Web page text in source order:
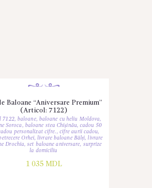
Baloane “Aniversare Premium”
(Articol: 7122)
7122, baloane, baloane cu heliu Moldova,
Soroca, baloane stea Chișinău,cadou 50
personalizat cifre., cifre aurii cadou,
Orhei,livrare baloane Bălți,livrare
Drochia,set baloane aniversare, surprize
la domiciliu
1 035 MDL